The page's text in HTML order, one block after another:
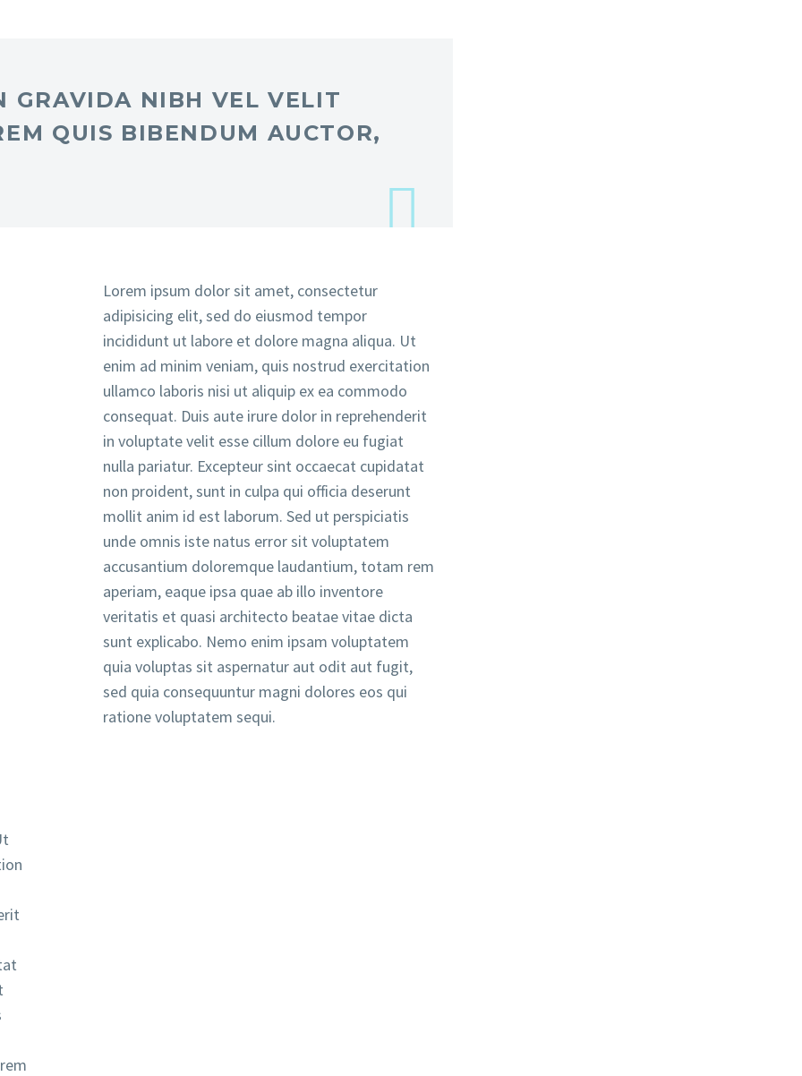
GRAVIDA NIBH VEL VELIT
QUIS BIBENDUM AUCTOR,
Lorem ipsum dolor sit amet, consectetur
adipisicing elit, sed do eiusmod tempor
incididunt ut labore et dolore magna aliqua. Ut
enim ad minim veniam, quis nostrud exercitation
ullamco laboris nisi ut aliquip ex ea commodo
consequat. Duis aute irure dolor in reprehenderit
in voluptate velit esse cillum dolore eu fugiat
nulla pariatur. Excepteur sint occaecat cupidatat
non proident, sunt in culpa qui officia deserunt
mollit anim id est laborum. Sed ut perspiciatis
unde omnis iste natus error sit voluptatem
accusantium doloremque laudantium, totam rem
aperiam, eaque ipsa quae ab illo inventore
veritatis et quasi architecto beatae vitae dicta
sunt explicabo. Nemo enim ipsam voluptatem
quia voluptas sit aspernatur aut odit aut fugit,
sed quia consequuntur magni dolores eos qui
ratione voluptatem sequi.